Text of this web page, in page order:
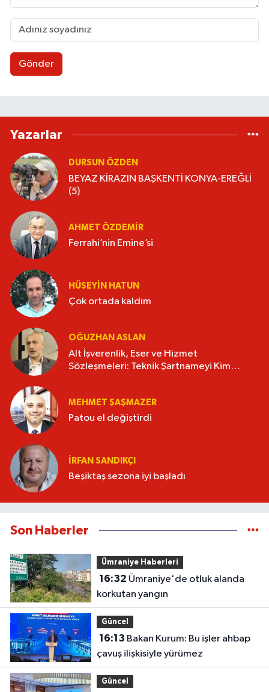
Gönder
Yazarlar
DURSUN ÖZDEN
BEYAZ KİRAZIN BAŞKENTİ KONYA-EREĞLİ
(5)
AHMET ÖZDEMIR
Ferrahi’nin Emine’si
HÜSEYIN HATUN
Çok ortada kaldım
OĞUZHAN ASLAN
Alt İşverenlik, Eser ve Hizmet
Sözleşmeleri: Teknik Şartnameyi Kim
MEHMET ŞAŞMAZER
Patou el değiştirdi
İRFAN SANDIKÇI
Beşiktaş sezona iyi başladı
Son Haberler
Ümraniye Haberleri
16:32
korkutan yangın
Güncel
16:13
çavuş ilişkisiyle yürümez
Güncel